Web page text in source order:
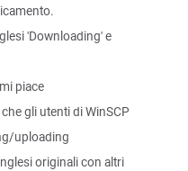
'Downloading' e
piace
gli utenti di WinSCP
uploading
originali con altri